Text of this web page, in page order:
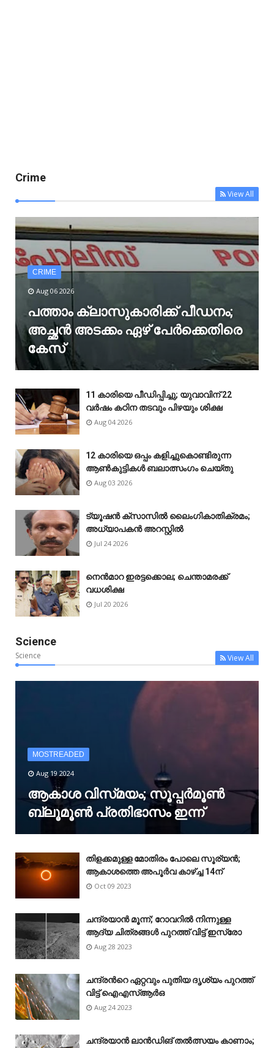
Crime
View All
CRIME
Aug 06 2026
പത്താം ക്ലാസുകാരിക്ക് പീഡനം;
അച്ഛൻ അടക്കം ഏഴ് പേർക്കെതിരെ
കേസ്
11 കാരിയെ പീഡിപ്പിച്ചു; യുവാവിന് 22
വർഷം കഠിന തടവും പിഴയും ശിക്ഷ
Aug 04 2026
12 കാരിയെ ഒപ്പം കളിച്ചുകൊണ്ടിരുന്ന
ആൺകുട്ടികൾ ബലാത്സംഗം ചെയ്‌തു
Aug 03 2026
ട്യൂഷൻ ക്സാസിൽ ലൈംഗികാതിക്രമം;
അധ്യാപകൻ അറസ്റ്റിൽ
Jul 24 2026
നെൻമാറ ഇരട്ടക്കൊല; ചെന്താമരക്ക്
വധശിക്ഷ
Jul 20 2026
Science
Science View All
MOSTREADED
Aug 19 2024
ആകാശ വിസ്‌മയം; സൂപ്പർമൂൺ
ബ്ലൂമൂൺ പ്രതിഭാസം ഇന്ന്
തിളക്കമുള്ള മോതിരം പോലെ സൂര്യൻ;
ആകാശത്തെ അപൂർവ കാഴ്‌ച്ച 14ന്
Oct 09 2023
ചന്ദ്രയാൻ മൂന്ന്; റോവറിൽ നിന്നുള്ള
ആദ്യ ചിത്രങ്ങൾ പുറത്ത് വിട്ട് ഇസ്രോ
Aug 28 2023
ചന്ദ്രന്‍റെ ഏറ്റവും പുതിയ ദൃശ്യം പുറത്ത്
വിട്ട് ഐഎസ്ആർഒ
Aug 24 2023
ചന്ദ്രയാൻ ലാൻഡിങ് തൽത്സയം കാണാം;